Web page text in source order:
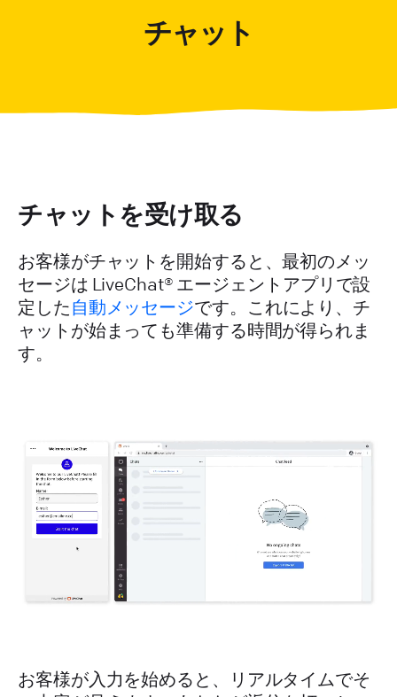
チャット
チャットを受け取る
お客様がチャットを開始すると、最初のメッ
セージは LiveChat® エージェントアプリで設
定した自動メッセージです。これにより、チ
ャットが始まっても準備する時間が得られま
す。
お客様が入力を始めると、リアルタイムでそ